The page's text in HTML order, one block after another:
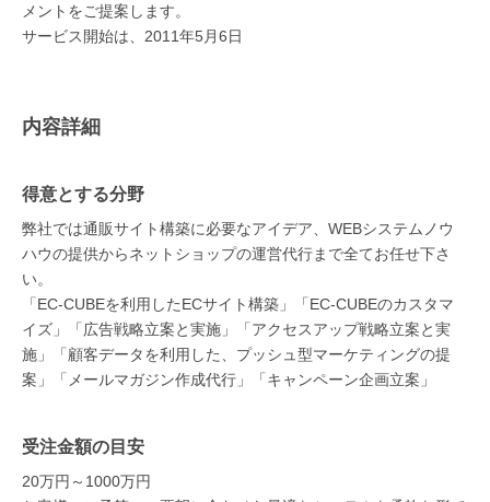
メントをご提案します。
サービス開始は、2011年5月6日
内容詳細
得意とする分野
弊社では通販サイト構築に必要なアイデア、WEBシステムノウ
ハウの提供からネットショップの運営代行まで全てお任せ下さ
い。
「EC-CUBEを利用したECサイト構築」「EC-CUBEのカスタマ
イズ」「広告戦略立案と実施」「アクセスアップ戦略立案と実
施」「顧客データを利用した、プッシュ型マーケティングの提
案」「メールマガジン作成代行」「キャンペーン企画立案」
受注金額の目安
20万円～1000万円